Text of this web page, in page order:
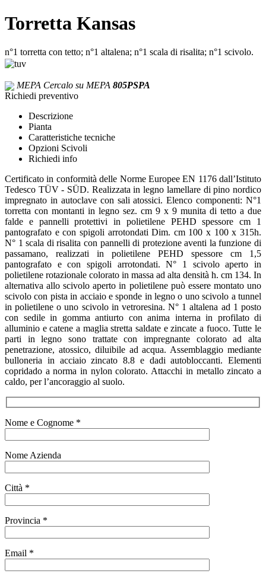
Torretta Kansas
n°1 torretta con tetto; n°1 altalena; n°1 scala di risalita; n°1 scivolo.
MEPA Cercalo su MEPA 805PSPA
Richiedi preventivo
Descrizione
Pianta
Caratteristiche tecniche
Opzioni Scivoli
Richiedi info
Certificato in conformità delle Norme Europee EN 1176 dall’Istituto
Tedesco TÜV - SÜD. Realizzata in legno lamellare di pino nordico
impregnato in autoclave con sali atossici. Elenco componenti: N°1
torretta con montanti in legno sez. cm 9 x 9 munita di tetto a due
falde e pannelli protettivi in polietilene PEHD spessore cm 1
pantografato e con spigoli arrotondati Dim. cm 100 x 100 x 315h.
N° 1 scala di risalita con pannelli di protezione aventi la funzione di
passamano, realizzati in polietilene PEHD spessore cm 1,5
pantografato e con spigoli arrotondati. N° 1 scivolo aperto in
polietilene rotazionale colorato in massa ad alta densità h. cm 134. In
alternativa allo scivolo aperto in polietilene può essere montato uno
scivolo con pista in acciaio e sponde in legno o uno scivolo a tunnel
in polietilene o uno scivolo in vetroresina. N° 1 altalena ad 1 posto
con sedile in gomma antiurto con anima interna in profilato di
alluminio e catene a maglia stretta saldate e zincate a fuoco. Tutte le
parti in legno sono trattate con impregnante colorato ad alta
penetrazione, atossico, diluibile ad acqua. Assemblaggio mediante
bulloneria in acciaio zincato 8.8 e dadi autobloccanti. Elementi
copridado a norma in nylon colorato. Attacchi in metallo zincato a
caldo, per l’ancoraggio al suolo.
Nome e Cognome *
Nome Azienda
Città *
Provincia *
Email *